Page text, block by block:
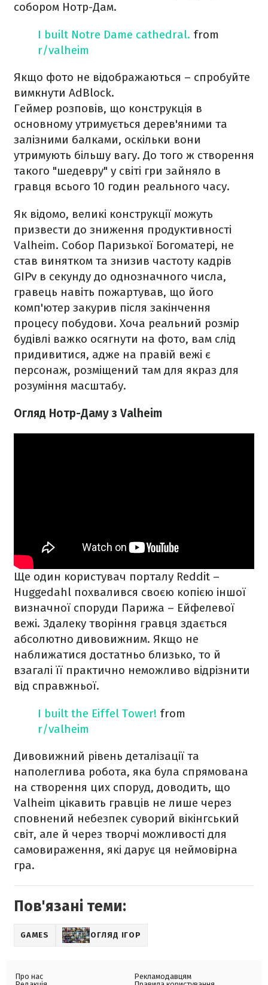
собором Нотр-Дам.
I built Notre Dame cathedral. from
r/valheim
Якщо фото не відображаються – спробуйте
вимкнути AdBlock.
Геймер розповів, що конструкція в
основному утримується дерев'яними та
залізними балками, оскільки вони
утримують більшу вагу. До того ж створення
такого "шедевру" у світі гри зайняло в
гравця всього 10 годин реального часу.
Як відомо, великі конструкції можуть
призвести до зниження продуктивності
Valheim. Собор Паризької Богоматері, не
став винятком та знизив частоту кадрів
GIPv в секунду до однозначного числа,
гравець навіть пожартував, що його
комп'ютер закурив після закінчення
процесу побудови. Хоча реальний розмір
будівлі важко осягнути на фото, вам слід
придивитися, адже на правій вежі є
персонаж, розміщений там для якраз для
розуміння масштабу.
Огляд Нотр-Даму з Valheim
Ще один користувач порталу Reddit –
Huggedahl похвалився своєю копією іншої
визначної споруди Парижа – Ейфелевої
вежі. Здалеку творіння гравця здається
абсолютно дивовижним. Якщо не
наближатися достатньо близько, то й
взагалі її практично неможливо відрізнити
від справжньої.
I built the Eiffel Tower! from
r/valheim
Дивовижний рівень деталізації та
наполеглива робота, яка була спрямована
на створення цих споруд, доводить, що
Valheim цікавить гравців не лише через
сповнений небезпек суворий вікінгський
світ, але й через творчі можливості для
самовираження, які дарує ця неймовірна
гра.
Пов'язані теми:
GAMES ОГЛЯД ІГОР
Про нас
Рекламодавцям